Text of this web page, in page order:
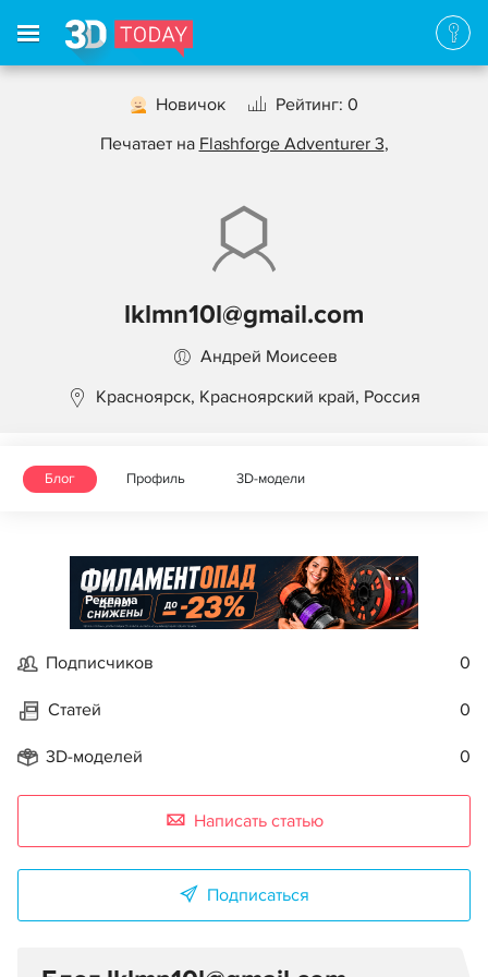
Новичок
Рейтинг: 0
Печатает на Flashforge Adventurer 3,
lklmn10l@gmail.com
Андрей Моисеев
Красноярск, Красноярский край, Россия
Блог Профиль 3D-модели
Реклама
Подписчиков 0
Статей 0
3D-моделей 0
Написать статью
Подписаться